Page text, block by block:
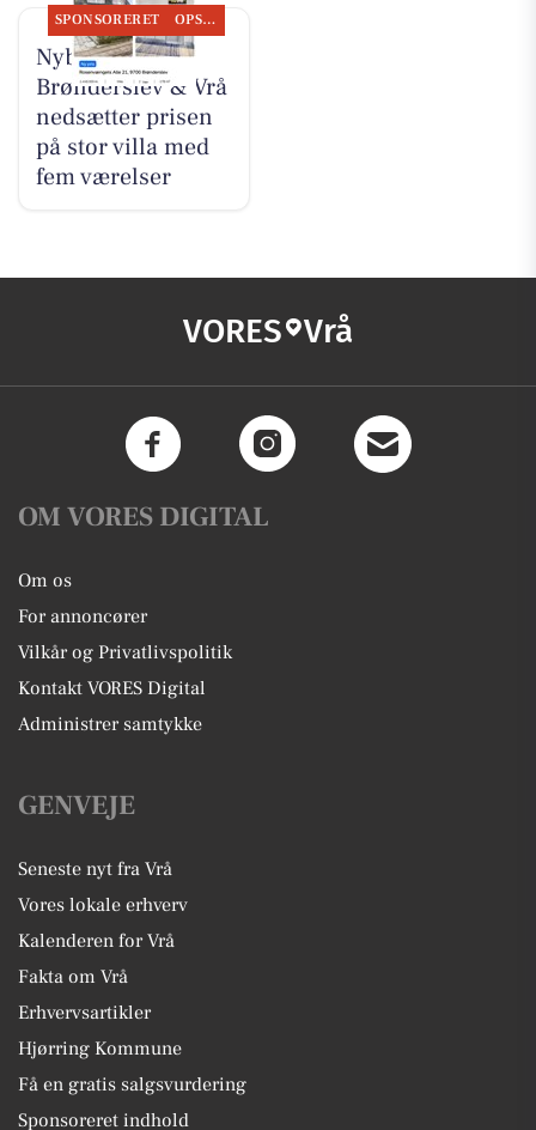
SPONSORERET OPSLAGSTAVLEN
Nybolig
Brønderslev & Vrå
nedsætter prisen
på stor villa med
fem værelser
VORES Vrå
OM VORES DIGITAL
Om os
For annoncører
Vilkår og Privatlivspolitik
Kontakt VORES Digital
Administrer samtykke
GENVEJE
Seneste nyt fra Vrå
Vores lokale erhverv
Kalenderen for Vrå
Fakta om Vrå
Erhvervsartikler
Hjørring Kommune
Få en gratis salgsvurdering
Sponsoreret indhold